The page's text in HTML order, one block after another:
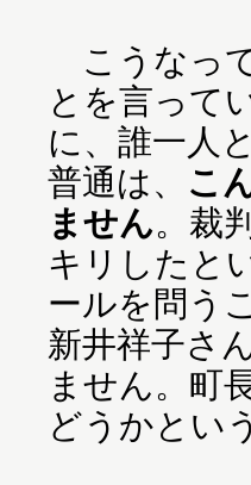
こうなっ
とを言って
に、誰一人
普通は、 こ
ません。裁
キリしたと
ールを問う
新井祥子さ
ません。町
どうかとい